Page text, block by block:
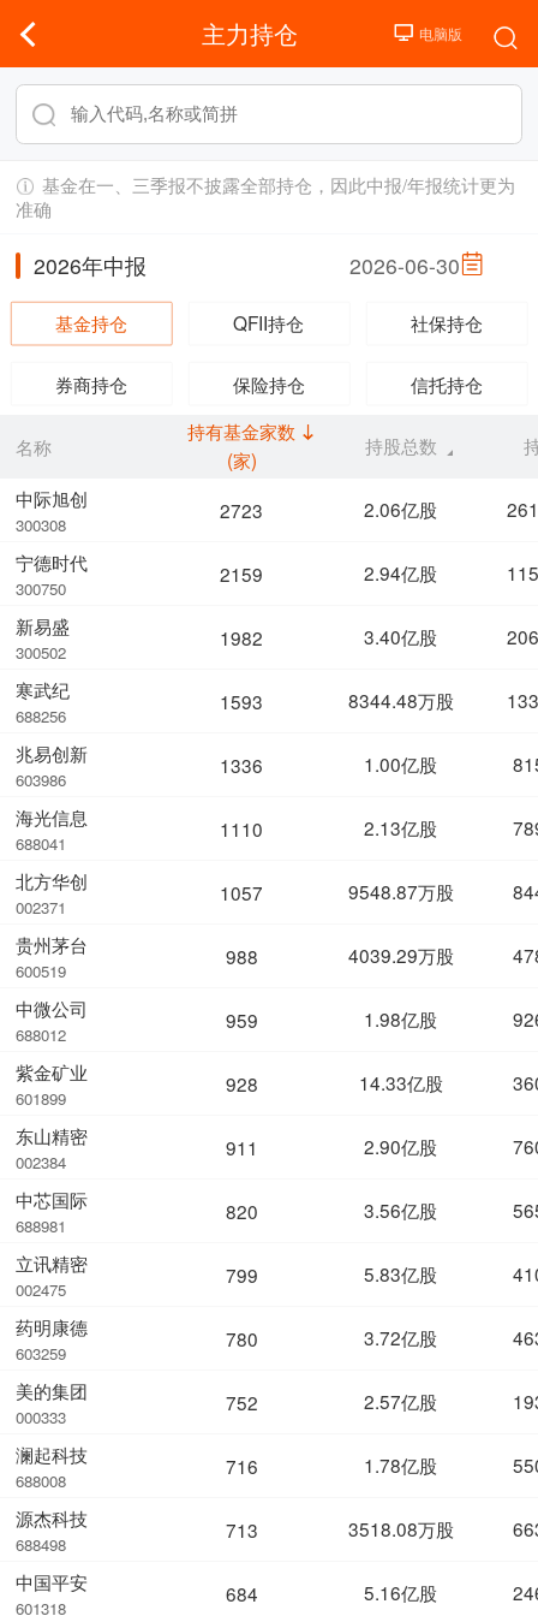
主力持仓
基金在一、三季报不披露全部持仓，因此中报/年报统计更为
准确
2026年中报 2026-06-30
基金持仓 QFII持仓 社保持仓
券商持仓 保险持仓 信托持仓
名称
中际旭创
300308
宁德时代
300750
新易盛
300502
寒武纪
688256
兆易创新
603986
海光信息
688041
北方华创
002371
贵州茅台
600519
中微公司
688012
紫金矿业
601899
东山精密
002384
中芯国际
688981
立讯精密
002475
药明康德
603259
美的集团
000333
澜起科技
688008
源杰科技
688498
中国平安
601318
持有基金家数
(家)
持股总数
2723 2.06亿股
2159 2.94亿股
1982 3.40亿股
1593 8344.48万股
1336 1.00亿股
1110 2.13亿股
1057 9548.87万股
988 4039.29万股
959 1.98亿股
928 14.33亿股
911 2.90亿股
820 3.56亿股
799 5.83亿股
780 3.72亿股
752 2.57亿股
716 1.78亿股
713 3518.08万股
684 5.16亿股